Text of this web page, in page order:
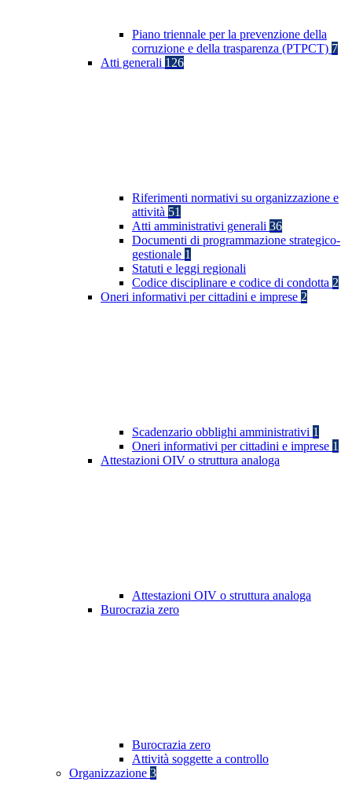
Piano triennale per la prevenzione della
corruzione e della trasparenza (PTPCT) 7
Atti generali 126
Riferimenti normativi su organizzazione e
attività 51
Atti amministrativi generali 36
Documenti di programmazione strategico-
gestionale 1
Statuti e leggi regionali
Codice disciplinare e codice di condotta 2
Oneri informativi per cittadini e imprese 2
Scadenzario obblighi amministrativi 1
Oneri informativi per cittadini e imprese 1
Attestazioni OIV o struttura analoga
Attestazioni OIV o struttura analoga
Burocrazia zero
Burocrazia zero
Attività soggette a controllo
Organizzazione 3